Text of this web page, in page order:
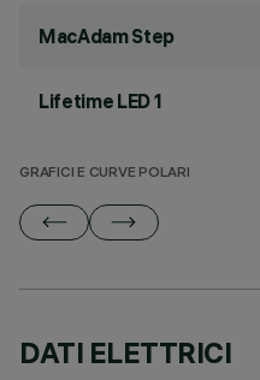
MacAdam Step
Lifetime LED 1
GRAFICI E CURVE POLARI
DATI ELETTRICI